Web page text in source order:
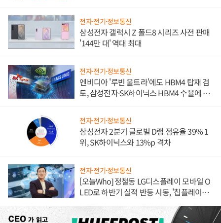
전자·전기·정보통신
삼성전자 갤럭시 Z 폴드8 시리즈 사전 판매
'144만 대' 역대 최대
전자·전기·정보통신
엔비디아 '루빈 울트라'에도 HBM4 탑재 검
토, 삼성전자·SK하이닉스 HBM4 수율에 주
전자·전기·정보통신
삼성전자 2분기 글로벌 D램 점유율 39% 1
위, SK하이닉스와 13%p 격차
전자·전기·정보통신
[오늘Who] 정철동 LG디스플레이 모바일 O
LED로 하반기 실적 반등 시동, '칩플레이